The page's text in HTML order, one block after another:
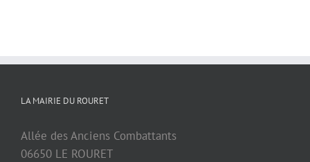
LA MAIRIE DU ROURET
Allée des Anciens Combattants
06650 LE ROURET